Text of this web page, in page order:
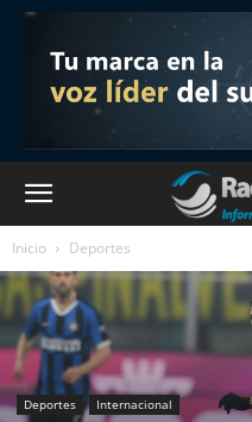
Inicio Deportes
Deportes Internacional